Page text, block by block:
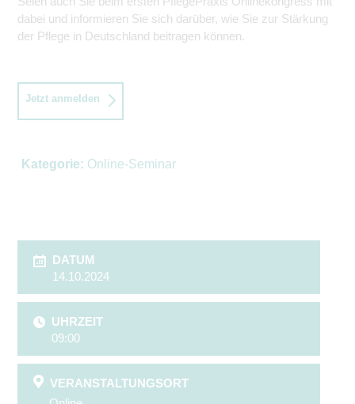
dabei und informieren Sie sich darüber, wie Sie zur Stärkung
der Pflege in Deutschland beitragen können.
Jetzt anmelden
Kategorie: Online-Seminar
DATUM
14.10.2024
UHRZEIT
09:00
VERANSTALTUNGSORT